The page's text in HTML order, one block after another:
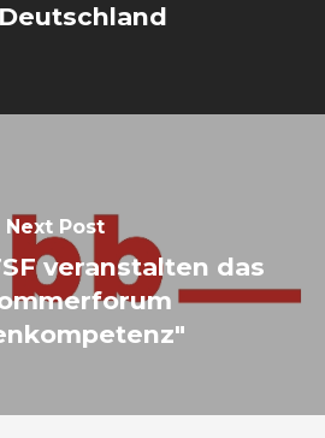
Next Post
veranstalten das